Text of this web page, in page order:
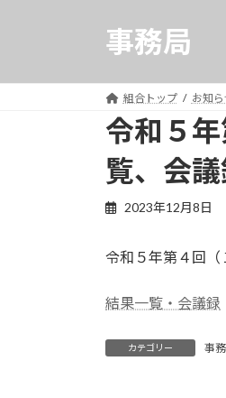
事務局
組合トップ お知
令和５
覧、会
2023年12月8日
令和５年第４回（
結果一覧・会議録
カテゴリー 事